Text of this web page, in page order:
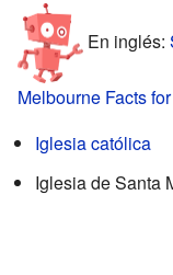
En inglés:
Melbourne Facts
Iglesia católica
Iglesia de Santa